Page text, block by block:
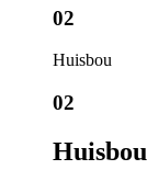
02
Huisbou
02
Huisbou